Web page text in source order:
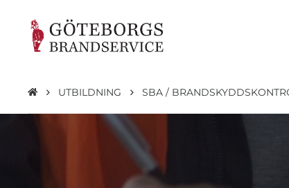
UTBILDNING SBA /